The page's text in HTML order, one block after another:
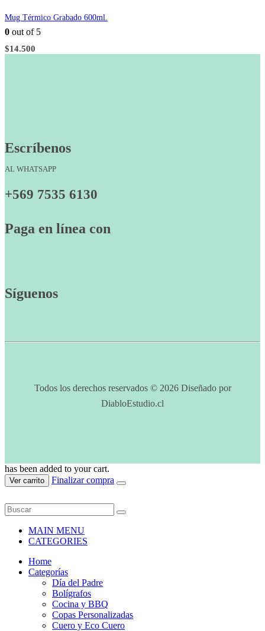
Mug Térmico Grabado 600ml.
0 out of 5
$14.500
Escríbenos
AL WHATSAPP
+569 7535 6130
Paga en línea con
Síguenos
Todos los derechos reservados © 2026 Diseñado por
DiabloEstudio.cl
has been added to your cart.
Ver carrito Finalizar compra
MAIN MENU
CATEGORIES
Home
Categorías
Día del Padre
Bolígrafos
Cocina y BBQ
Copas Personalizadas
Cuero y Eco Cuero